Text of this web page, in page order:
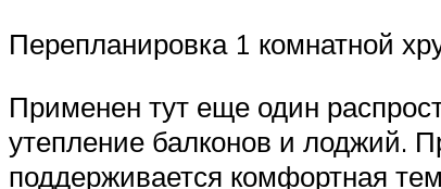
Перепланировка 1 комнатной
Применен тут еще один
утепление балконов и лоджий.
поддерживается комфортная